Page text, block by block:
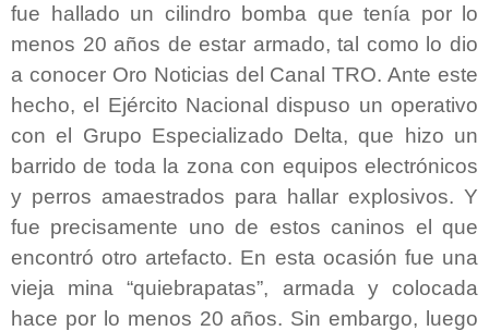
fue hallado un cilindro bomba que tenía por lo
menos 20 años de estar armado, tal como lo dio
a conocer Oro Noticias del Canal TRO. Ante este
hecho, el Ejército Nacional dispuso un operativo
con el Grupo Especializado Delta, que hizo un
barrido de toda la zona con equipos electrónicos
y perros amaestrados para hallar explosivos. Y
fue precisamente uno de estos caninos el que
encontró otro artefacto. En esta ocasión fue una
vieja mina “quiebrapatas”, armada y colocada
hace por lo menos 20 años. Sin embargo, luego